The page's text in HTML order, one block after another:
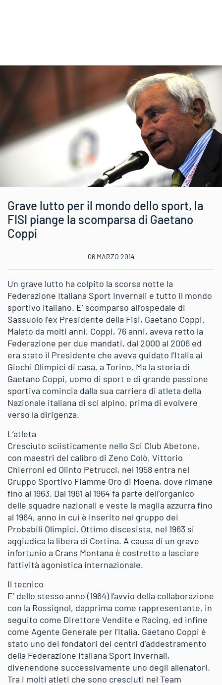
Grave lutto per il mondo dello sport, la
FISI piange la scomparsa di Gaetano
Coppi
06 MARZO 2014
Un grave lutto ha colpito la scorsa notte la
Federazione Italiana Sport Invernali e tutto il mondo
sportivo italiano. E’ scomparso all’ospedale di
Sassuolo l’ex Presidente della Fisi, Gaetano Coppi.
Malato da molti anni, Coppi, 76 anni, aveva retto la
Federazione per due mandati, dal 2000 al 2006 ed
era stato il Presidente che aveva guidato l’Italia ai
Giochi Olimpici di casa, a Torino. Ma la storia di
Gaetano Coppi, uomo di sport e di grande passione
sportiva comincia dalla sua carriera di atleta della
Nazionale italiana di sci alpino, prima di evolvere
verso la dirigenza.
L’atleta
Cresciuto sciisticamente nello Sci Club Abetone,
con maestri del calibro di Zeno Colò, Vittorio
Chierroni ed Olinto Petrucci, nel 1958 entra nel
Gruppo Sportivo Fiamme Oro di Moena, dove rimane
fino al 1963. Dal 1961 al 1964 fa parte dell’organico
delle squadre nazionali e veste la maglia azzurra fino
al 1964, anno in cui è inserito nel gruppo dei
Probabili Olimpici. Ottimo discesista, nel 1963 si
aggiudica la libera di Cortina. A causa di un grave
infortunio a Crans Montana è costretto a lasciare
l’attività agonistica internazionale.
Il tecnico
E’ dello stesso anno (1964) l’avvio della collaborazione
con la Rossignol, dapprima come rappresentante, in
seguito come Direttore Vendite e Racing, ed infine
come Agente Generale per l’Italia. Gaetano Coppi è
stato uno dei fondatori dei centri d’addestramento
della Federazione Italiana Sport Invernali,
divenendone successivamente uno degli allenatori.
Tra i molti atleti che sono cresciuti nel Team